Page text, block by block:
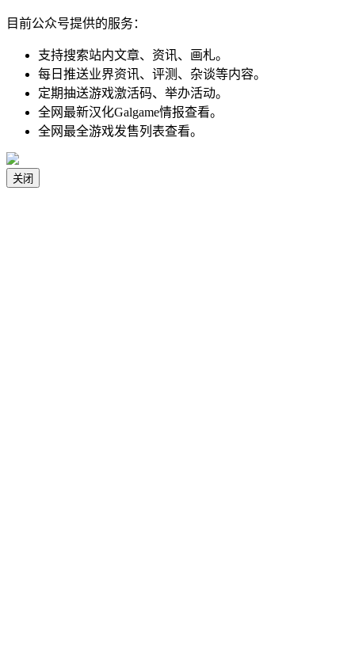
目前公众号提供的服务：
支持搜索站内文章、资讯、画札。
每日推送业界资讯、评测、杂谈等内容。
定期抽送游戏激活码、举办活动。
全网最新汉化Galgame情报查看。
全网最全游戏发售列表查看。
关闭